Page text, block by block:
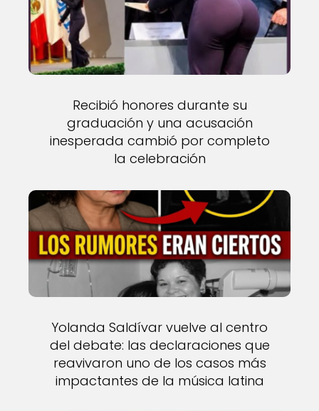
Recibió honores durante su
graduación y una acusación
inesperada cambió por completo
la celebración
Yolanda Saldívar vuelve al centro
del debate: las declaraciones que
reavivaron uno de los casos más
impactantes de la música latina